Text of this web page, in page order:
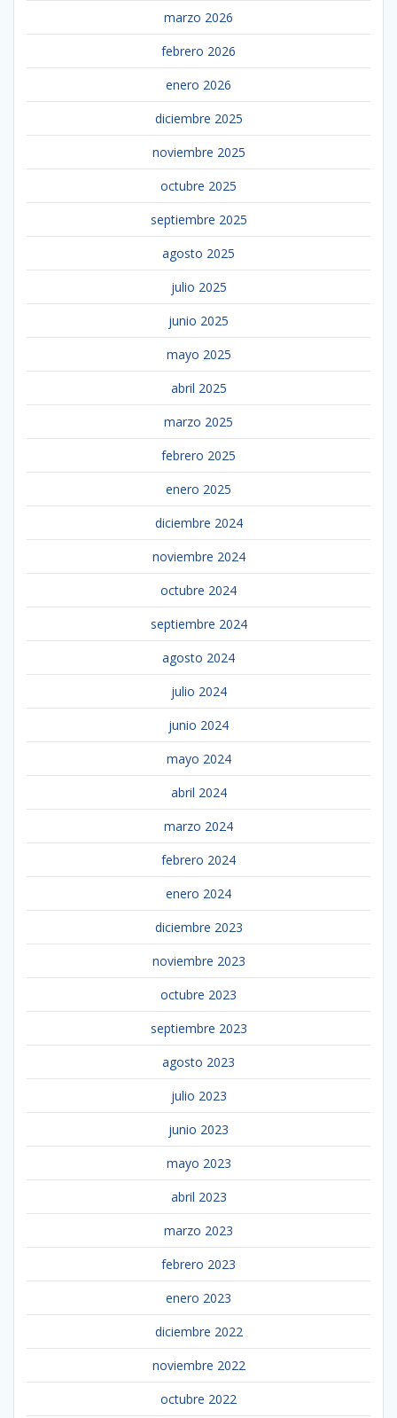
marzo 2026
febrero 2026
enero 2026
diciembre 2025
noviembre 2025
octubre 2025
septiembre 2025
agosto 2025
julio 2025
junio 2025
mayo 2025
abril 2025
marzo 2025
febrero 2025
enero 2025
diciembre 2024
noviembre 2024
octubre 2024
septiembre 2024
agosto 2024
julio 2024
junio 2024
mayo 2024
abril 2024
marzo 2024
febrero 2024
enero 2024
diciembre 2023
noviembre 2023
octubre 2023
septiembre 2023
agosto 2023
julio 2023
junio 2023
mayo 2023
abril 2023
marzo 2023
febrero 2023
enero 2023
diciembre 2022
noviembre 2022
octubre 2022